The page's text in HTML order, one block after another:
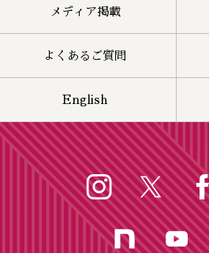
メディア掲載
よくあるご質問
English